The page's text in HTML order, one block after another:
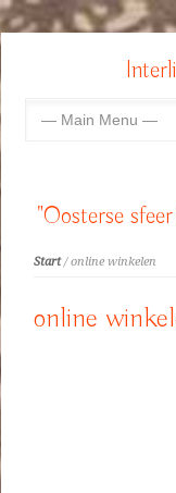
"Oosterse
Start/ online winkelen
online